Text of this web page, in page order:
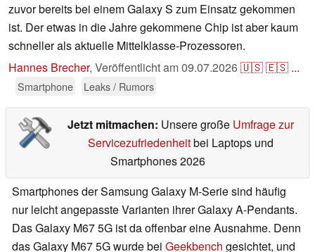
zuvor bereits bei einem Galaxy S zum Einsatz gekommen
ist. Der etwas in die Jahre gekommene Chip ist aber kaum
schneller als aktuelle Mittelklasse-Prozessoren.
Hannes Brecher, Veröffentlicht am09.07.2026🇺🇸🇪🇸 ...
Smartphone Leaks / Rumors
Jetzt mitmachen: Unsere große Umfrage zur
Servicezufriedenheitbei Laptops und
Smartphones 2026
Smartphones der Samsung Galaxy M-Serie sind häufig
nur leicht angepasste Varianten ihrer Galaxy A-Pendants.
Das Galaxy M67 5G ist da offenbar eine Ausnahme. Denn
das Galaxy M67 5G wurde bei Geekbench gesichtet, und